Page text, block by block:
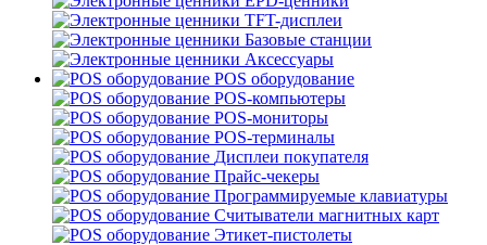
TFT-дисплеи
Базовые станции
Аксессуары
POS оборудование
POS-компьютеры
POS-мониторы
POS-терминалы
Дисплеи покупателя
Прайс-чекеры
Программируемые клавиатуры
Считыватели магнитных карт
Этикет-пистолеты